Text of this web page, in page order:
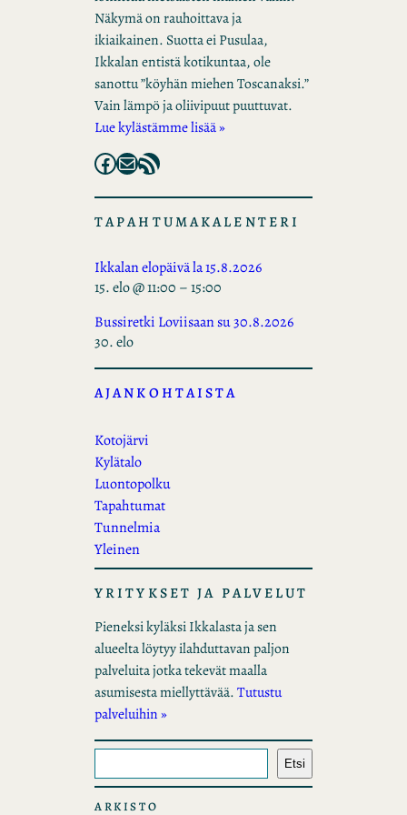
Näkymä on rauhoittava ja
ikiaikainen. Suotta ei Pusulaa,
Ikkalan entistä kotikuntaa, ole
sanottu ”köyhän miehen Toscanaksi.”
Vain lämpö ja oliivipuut puuttuvat.
Lue kylästämme lisää »
Facebook Mail RSS Feed
TAPAHTUMAKALENTERI
Ikkalan elopäivä la 15.8.2026
15. elo @ 11:00 –15:00
Bussiretki Loviisaan su 30.8.2026
30. elo
AJANKOHTAISTA
Kotojärvi
Kylätalo
Luontopolku
Tapahtumat
Tunnelmia
Yleinen
YRITYKSET JA PALVELUT
Pieneksi kyläksi Ikkalasta ja sen
alueelta löytyy ilahduttavan paljon
palveluita jotka tekevät maalla
asumisesta miellyttävää.Tutustu
palveluihin »
t
s
Etsi
ARKISTO